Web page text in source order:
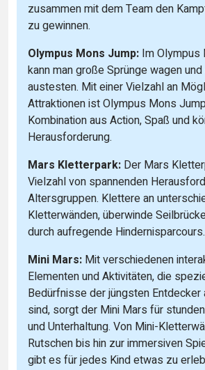
zusammen mit dem Team den
zu gewinnen.
Olympus Mons Jump: Im
kann man große Sprünge wagen
austesten. Mit einer Vielzahl an
Attraktionen ist Olympus Mons
Kombination aus Action, Spaß und
Herausforderung.
Mars Kletterpark: Der Mars
Vielzahl von spannenden
Altersgruppen. Klettere an
Kletterwänden, überwinde
durch aufregende Hindernisparcours.
Mini Mars: Mit verschiedenen
Elementen und Aktivitäten, die
Bedürfnisse der jüngsten
sind, sorgt der Mini Mars für
und Unterhaltung. Von Mini-
Rutschen bis hin zur immersiven
gibt es für jedes Kind etwas zu